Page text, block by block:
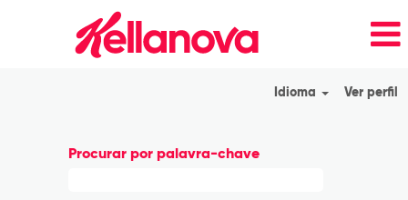
Idioma Ver perfil
Procurar por palavra-chave